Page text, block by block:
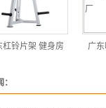
杠铃片架 健身房 广